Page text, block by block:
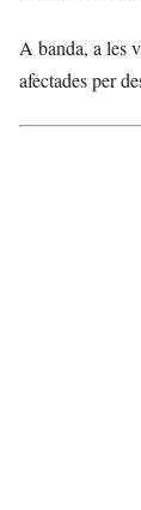
A banda, a les
afectades per